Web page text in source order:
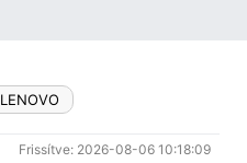
LENOVO
Frissítve: 2026-08-06 10:18:09